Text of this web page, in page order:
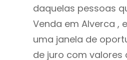
daquelas pessoas
Venda em Alverca ,
uma janela de
de juro com valores